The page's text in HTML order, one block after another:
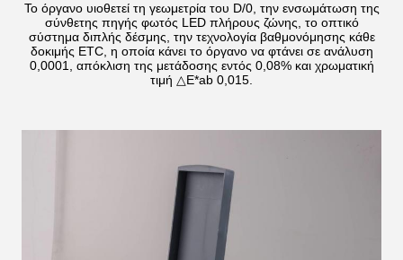
Το όργανο υιοθετεί τη γεωμετρία του D/0, την ενσωμάτωση της
σύνθετης πηγής φωτός LED πλήρους ζώνης, το οπτικό
σύστημα διπλής δέσμης, την τεχνολογία βαθμονόμησης κάθε
δοκιμής ETC, η οποία κάνει το όργανο να φτάνει σε ανάλυση
0,0001, απόκλιση της μετάδοσης εντός 0,08% και χρωματική
τιμή △E*ab 0,015.